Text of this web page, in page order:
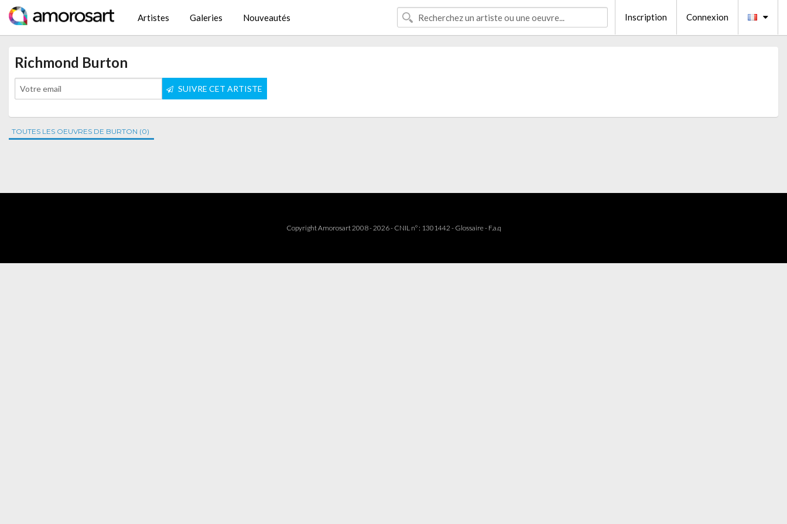
Artistes Galeries Nouveautés Inscription Connexion
Richmond Burton
SUIVRE CET ARTISTE
TOUTES LES OEUVRES DE BURTON (0)
Copyright Amorosart 2008 - 2026 - CNIL n° : 1301442 - Glossaire- F.a.q